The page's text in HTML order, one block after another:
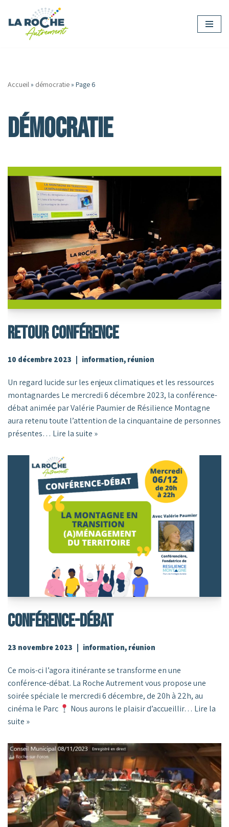
Aller
Accueil» démocratie» Page 6
démocratie
RETOUR CONFÉRENCE
10 décembre 2023 information, réunion
Un regard lucide sur les enjeux climatiques et les ressources
montagnardes Le mercredi 6 décembre 2023, la conférence-
débat animée par Valérie Paumier de Résilience Montagne
aura retenu toute l’attention de la cinquantaine de personnes
présentes… Lire la suite »
CONFÉRENCE-DÉBAT
23 novembre 2023 information, réunion
Ce mois-ci l’agora itinérante se transforme en une
conférence-débat. La Roche Autrement vous propose une
soirée spéciale le mercredi 6 décembre, de 20h à 22h, au
cinéma le Parc
Nous aurons le plaisir d’accueillir… Lire la
suite »